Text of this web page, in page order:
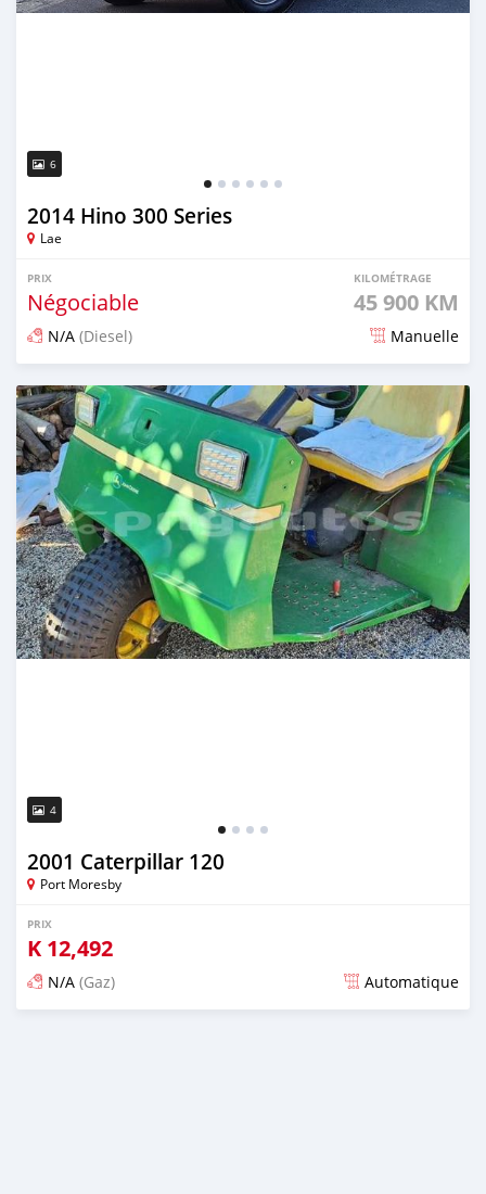
6
2014 Hino 300 Series
Lae
PRIX
Négociable
KILOMÉTRAGE
45 900 KM
N/A (Diesel) Manuelle
Publié il y a 3 mois
4
2001 Caterpillar 120
Port Moresby
PRIX
K 12,492
N/A (Gaz) Automatique